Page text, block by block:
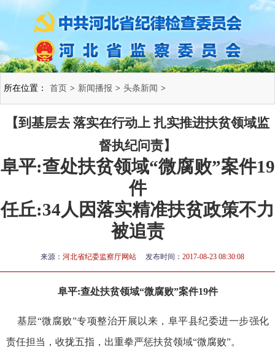
所在位置： 首页 > 新闻播报 > 头条新闻 >
【到基层去 落实在行动上 扎实推进扶贫领域监
督执纪问责】
阜平:查处扶贫领域“微腐败”案件19
件
任丘:34人因落实精准扶贫政策不力
被追责
来源： 河北省纪委监察厅网站 发布时间： 2017-08-23 08:30:08
阜平:查处扶贫领域“微腐败”案件19件
基层“微腐败”专项整治开展以来，阜平县纪委进一步强化
责任担当，收拢五指，出重拳严惩扶贫领域“微腐败”。